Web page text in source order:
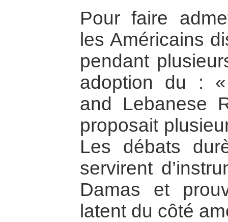
Pour faire
les Américains
pendant
adoption du : «
and Lebanese
proposait
Les débats
servirent
Damas et
latent du côté